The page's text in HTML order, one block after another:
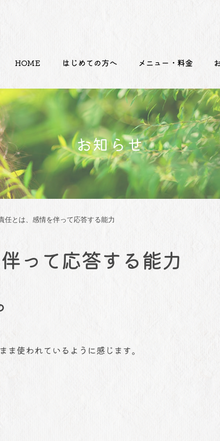
HOME はじめての方へ メニュー・料金
お知らせ
任とは、感情を伴って応答する能力
って応答する能力
使われているように感じます。